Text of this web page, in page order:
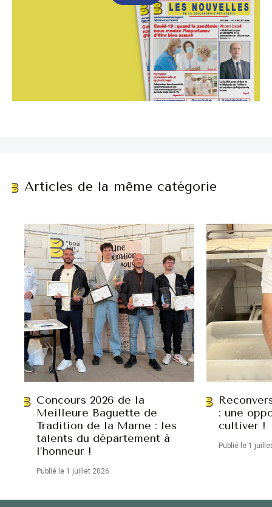
Articles de la même catégorie
Concours 2026 de la
Meilleure Baguette de
Tradition de la Marne : les
talents du département à
l’honneur !
Publié le 1 juillet 2026
: une
cultiver !
Publié le 1